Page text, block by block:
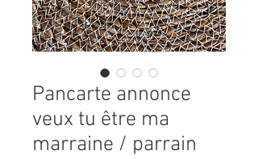
Pancarte annonce
veux tu être ma
marraine / parrain